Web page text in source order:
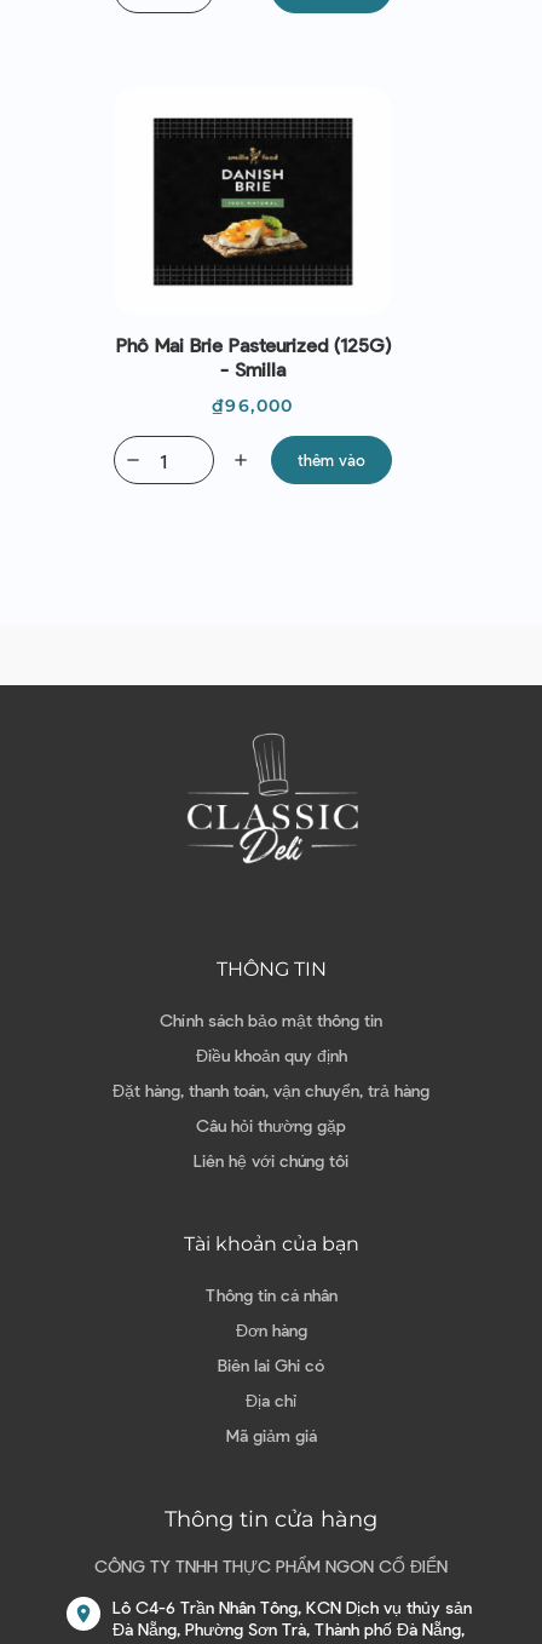
Phô Mai Brie Pasteurized (125G)
- Smilla
Giá
₫96,000
add
remove thêm vào
THÔNG TIN
Chính sách bảo mật thông tin
Điều khoản quy định
Đặt hàng, thanh toán, vận chuyển, trả hàng
Câu hỏi thường gặp
Liên hệ với chúng tôi
Tài khoản của bạn
Thông tin cá nhân
Đơn hàng
Biên lai Ghi có
Địa chỉ
Mã giảm giá
Thông tin cửa hàng
CÔNG TY TNHH THỰC PHẨM NGON CỔ ĐIỂN
location_on
Lô C4-6 Trần Nhân Tông, KCN Dịch vụ thủy sản
Đà Nẵng, Phường Sơn Trà, Thành phố Đà Nẵng,